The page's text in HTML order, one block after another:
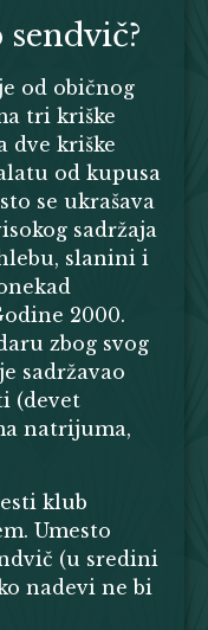
od običnog
tri kriške
dve kriške
od kupusa
se ukrašava
sadržaja
slanini i
2000.
zbog svog
sadržavao
(devet
natrijuma,
klub
Umesto
(u sredini
nadevi ne bi